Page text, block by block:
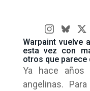
Warpaint vuelve
esta vez con
otros que parece
Ya hace
angelinas.